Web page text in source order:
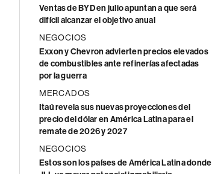
Ventas de BYD en julio apuntan a que será
difícil alcanzar el objetivo anual
NEGOCIOS
Exxon y Chevron advierten precios elevados
de combustibles ante refinerías afectadas
por la guerra
MERCADOS
Itaú revela sus nuevas proyecciones del
precio del dólar en América Latina para el
remate de 2026 y 2027
NEGOCIOS
Estos son los países de América Latina donde